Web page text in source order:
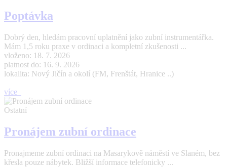
Poptávka
Dobrý den, hledám pracovní uplatnění jako zubní instrumentářka.
Mám 1,5 roku praxe v ordinaci a kompletní zkušenosti ...
vloženo: 18. 7. 2026
platnost do: 16. 9. 2026
lokalita: Nový Jičín a okolí (FM, Frenštát, Hranice ..)
více
Ostatní
Pronájem zubní ordinace
Pronajmeme zubní ordinaci na Masarykově náměstí ve Slaném, bez
křesla pouze nábytek. Bližší informace telefonicky ...